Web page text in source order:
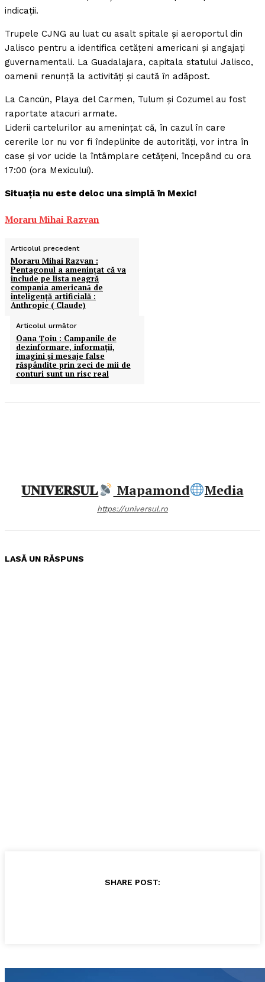
indicații.
Trupele CJNG au luat cu asalt spitale și aeroportul din
Jalisco pentru a identifica cetățeni americani și angajați
guvernamentali. La Guadalajara, capitala statului Jalisco,
oamenii renunță la activități și caută în adăpost.
La Cancún, Playa del Carmen, Tulum și Cozumel au fost
raportate atacuri armate.
Liderii cartelurilor au amenințat că, în cazul în care
cererile lor nu vor fi îndeplinite de autorități, vor intra în
case și vor ucide la întâmplare cetățeni, începând cu ora
17:00 (ora Mexicului).
Situația nu este deloc una simplă în Mexic!
Moraru Mihai Razvan
Articolul precedent
Moraru Mihai Razvan :
Pentagonul a amenințat că va
include pe lista neagră
compania americanǎ de
inteligență artificială :
Anthropic ( Claude)
Articolul următor
Oana Țoiu : Campanile de
dezinformare, informații,
imagini şi mesaje false
răspândite prin zeci de mii de
conturi sunt un risc real
𝐔𝐍𝐈𝐕𝐄𝐑𝐒𝐔𝐋 Mapamond Media
https://universul.ro
LASĂ UN RĂSPUNS
SHARE POST: